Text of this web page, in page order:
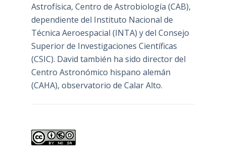
Astrofísica, Centro de Astrobiología (CAB),
dependiente del Instituto Nacional de
Técnica Aeroespacial (INTA) y del Consejo
Superior de Investigaciones Científicas
(CSIC). David también ha sido director del
Centro Astronómico hispano alemán
(CAHA), observatorio de Calar Alto.